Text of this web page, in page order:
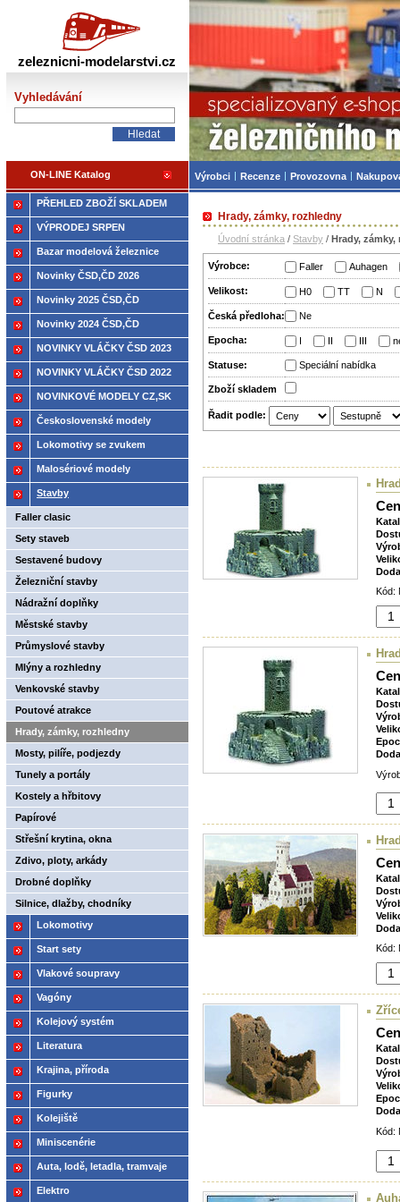
Hrady, zámky, rozhledny
Úvodní stránka / Stavby / Hrady,
Výrobce: Faller Auhagen
Velikost: H0 TT N
Česká předloha: Ne
Epocha: I II III
Statuse: Speciální nabídka
Zboží­ skladem
Řadit podle:
Kód:
Kód:
Kód:
PŘEHLED ZBOŽÍ SKLADEM
VÝPRODEJ SRPEN
Bazar modelová železnice
Novinky ČSD,ČD 2026
Novinky 2025 ČSD,ČD
Novinky 2024 ČSD,ČD
NOVINKY VLÁČKY ČSD 2023
NOVINKY VLÁČKY ČSD 2022
NOVINKOVÉ MODELY CZ,SK
2021
Československé modely
ČSD,ČD
Lokomotivy se zvukem
Malosériové modely
Stavby
Faller clasic
Sety staveb
Sestavené budovy
Železniční stavby
Nádražní doplňky
Městské stavby
Průmyslové stavby
Mlýny a rozhledny
Venkovské stavby
Poutové atrakce
Hrady, zámky, rozhledny
Mosty, pilíře, podjezdy
Tunely a portály
Kostely a hřbitovy
Papírové
Střešní krytina, okna
Zdivo, ploty, arkády
Drobné doplňky
Silnice, dlažby, chodníky
Lokomotivy
Start sety
Vlakové soupravy
Vagóny
Kolejový systém
Literatura
Krajina, příroda
Figurky
Kolejiště
Miniscenérie
Auta, lodě, letadla, tramvaje
Elektro
zeleznicni-modelarstvi.cz
Vyhledávání
ON-LINE Katalog
Železniční
Výrobci Recenze Provozovna